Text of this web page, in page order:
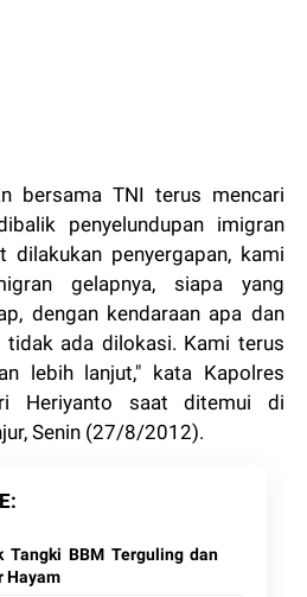
bersama TNI terus mencari
penyelundupan imigran
dilakukan penyergapan, kami
gelapnya, siapa yang
dengan kendaraan apa dan
tidak ada dilokasi. Kami terus
lebih lanjut," kata Kapolres
Heriyanto saat ditemui di
Senin (27/8/2012).
Tangki BBM Terguling dan
Hayam